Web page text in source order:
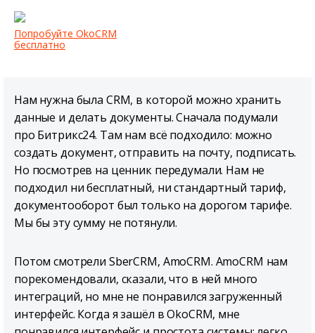
Попробуйте OkoCRM
бесплатно
Нам нужна была CRM, в которой можно хранить
данные и делать документы. Сначала подумали
про Битрикс24. Там нам всё подходило: можно
создать документ, отправить на почту, подписать.
Но посмотрев на ценник передумали. Нам не
подходил ни бесплатный, ни стандартный тариф,
документооборот был только на дорогом тарифе.
Мы бы эту сумму не потянули.
Потом смотрели SberCRM, AmoCRM. AmoCRM нам
порекомендовали, сказали, что в ней много
интеграций, но мне не понравился загруженный
интерфейс. Когда я зашёл в OkoCRM, мне